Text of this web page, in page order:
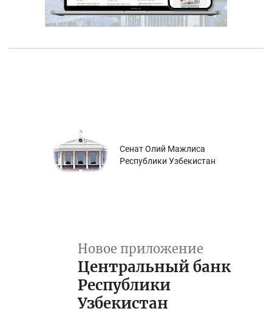
Сенат Олий Мажлиса
Республики Узбекистан
Новое приложение
Центральный банк
Республики
Узбекистан